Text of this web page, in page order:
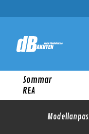
Sommar
REA